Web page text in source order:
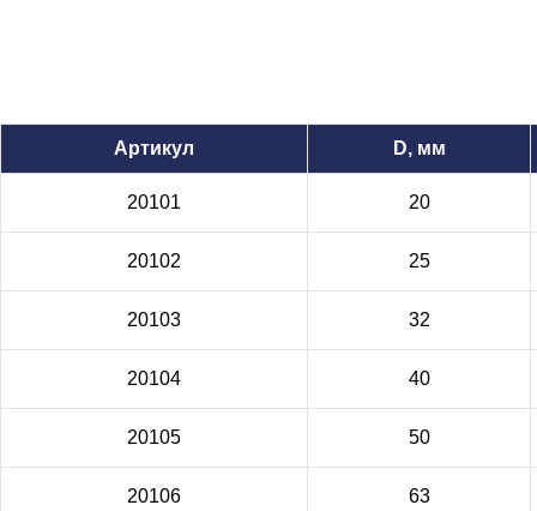
Артикул D, мм
20101 20
20102 25
20103 32
20104 40
20105 50
20106 63